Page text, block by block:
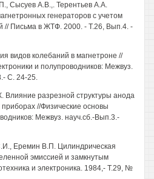
Сысуев А.В.,. Терентьев А.А.
генераторов с учетом
// Письма в ЖТФ. 2000. - Т.26, Вып.4. -
видов колебаний в магнетроне //
и полупроводников: Межвуз.
С. 24-25.
Влияние разрезной структуры анода
//Физические основы
Межвуз. науч.сб.-Вып.3.-
Еремин В.П. Цилиндрическая
эмиссией и замкнутым
и электроника. 1984,- Т.29, №